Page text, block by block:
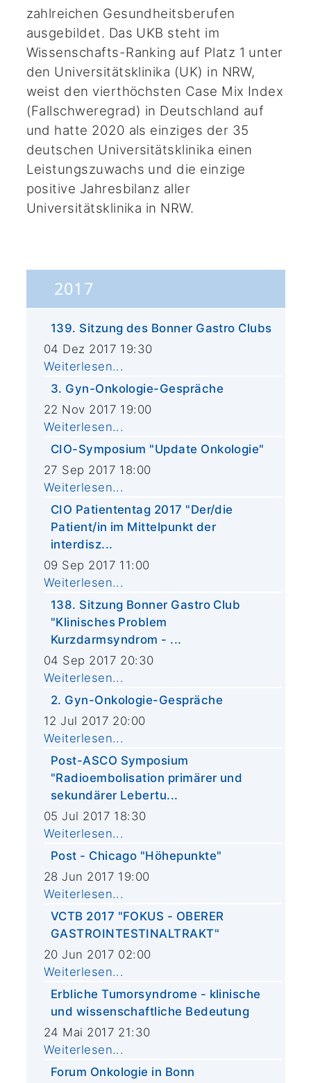
zahlreichen Gesundheitsberufen
ausgebildet. Das UKB steht im
Wissenschafts-Ranking auf Platz 1 unter
den Universitätsklinika (UK) in NRW,
weist den vierthöchsten Case Mix Index
(Fallschweregrad) in Deutschland auf
und hatte 2020 als einziges der 35
deutschen Universitätsklinika einen
Leistungszuwachs und die einzige
positive Jahresbilanz aller
Universitätsklinika in NRW.
2017
139. Sitzung des Bonner Gastro Clubs
04 Dez 2017 19:30
Weiterlesen...
3. Gyn-Onkologie-Gespräche
22 Nov 2017 19:00
Weiterlesen...
CIO-Symposium "Update Onkologie"
27 Sep 2017 18:00
Weiterlesen...
CIO Patiententag 2017 "Der/die
Patient/in im Mittelpunkt der
interdisz...
09 Sep 2017 11:00
Weiterlesen...
138. Sitzung Bonner Gastro Club
"Klinisches Problem
Kurzdarmsyndrom - ...
04 Sep 2017 20:30
Weiterlesen...
2. Gyn-Onkologie-Gespräche
12 Jul 2017 20:00
Weiterlesen...
Post-ASCO Symposium
"Radioembolisation primärer und
sekundärer Lebertu...
05 Jul 2017 18:30
Weiterlesen...
Post - Chicago "Höhepunkte"
28 Jun 2017 19:00
Weiterlesen...
VCTB 2017 "FOKUS - OBERER
GASTROINTESTINALTRAKT"
20 Jun 2017 02:00
Weiterlesen...
Erbliche Tumorsyndrome - klinische
und wissenschaftliche Bedeutung
24 Mai 2017 21:30
Weiterlesen...
Forum Onkologie in Bonn